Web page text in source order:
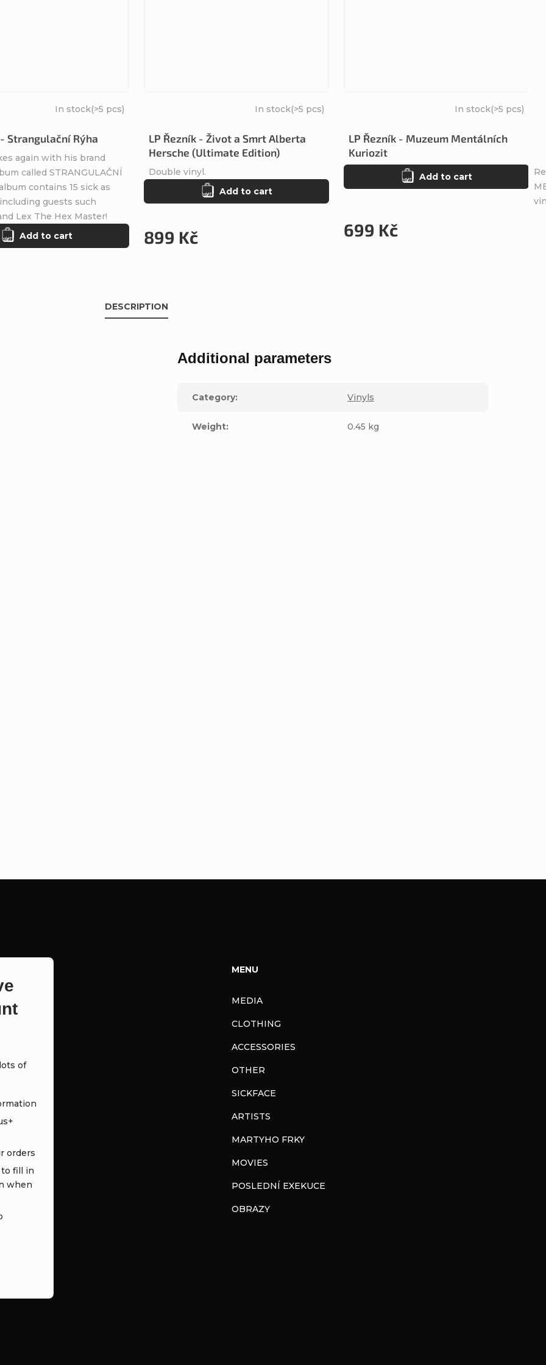
- Strangulační Rýha
In stock(>5 pcs)
Add to cart
again with his brand
called STRANGULAČNÍ
contains 15 sick as
guests such
Lex The Hex Master!
LP Řezník - Život a Smrt Alberta
Hersche (Ultimate Edition)
In stock(>5 pcs)
899 Kč
Add to cart
Double vinyl.
LP Řezník - Muzeum Mentálních
Kuriozit
In stock(>5 pcs)
699 Kč
Add to cart
DESCRIPTION
Additional parameters
Category: Vinyls
Weight: 0.45 kg
of
orders
to fill in
when
MENU
MEDIA
CLOTHING
ACCESSORIES
OTHER
SICKFACE
ARTISTS
MARTYHO FRKY
MOVIES
POSLEDNÍ EXEKUCE
OBRAZY